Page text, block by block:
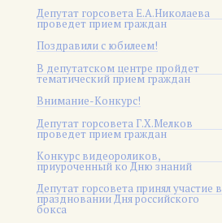
Депутат горсовета Е.А.Николаева
проведет прием граждан
Поздравили с юбилеем!
В депутатском центре пройдет
тематический прием граждан
Внимание-Конкурс!
Депутат горсовета Г.Х.Мелков
проведет прием граждан
Конкурс видеороликов,
приуроченный ко Дню знаний
Депутат горсовета принял участие в
праздновании Дня российского
бокса